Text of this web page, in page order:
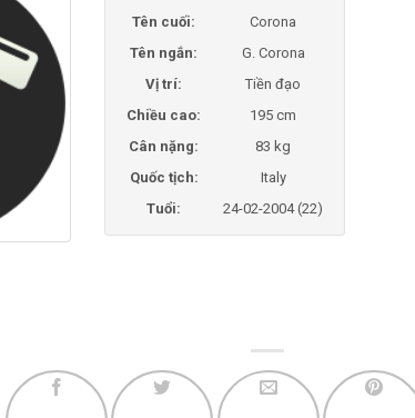
Tên cuối:
Corona
Tên ngắn:
G. Corona
Vị trí:
Tiền đạo
Chiều cao:
195 cm
Cân nặng:
83 kg
Quốc tịch:
Italy
Tuổi:
24-02-2004 (22)